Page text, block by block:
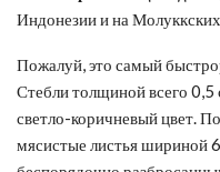
Индонезии и на
Пожалуй, это самый
Стебли толщиной всего 0,5
светло-коричневый цвет.
мясистые листья шириной